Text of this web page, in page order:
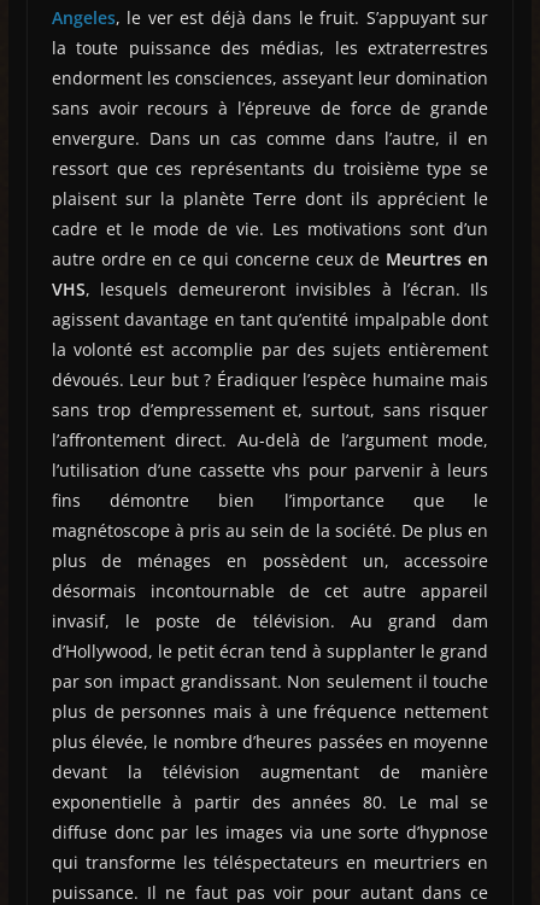
Angeles, le ver est déjà dans le fruit. S’appuyant sur
la toute puissance des médias, les extraterrestres
endorment les consciences, asseyant leur domination
sans avoir recours à l’épreuve de force de grande
envergure. Dans un cas comme dans l’autre, il en
ressort que ces représentants du troisième type se
plaisent sur la planète Terre dont ils apprécient le
cadre et le mode de vie. Les motivations sont d’un
autre ordre en ce qui concerne ceux de Meurtres en
VHS, lesquels demeureront invisibles à l’écran. Ils
agissent davantage en tant qu’entité impalpable dont
la volonté est accomplie par des sujets entièrement
dévoués. Leur but ? Éradiquer l’espèce humaine mais
sans trop d’empressement et, surtout, sans risquer
l’affrontement direct. Au-delà de l’argument mode,
l’utilisation d’une cassette vhs pour parvenir à leurs
fins démontre bien l’importance que le
magnétoscope à pris au sein de la société. De plus en
plus de ménages en possèdent un, accessoire
désormais incontournable de cet autre appareil
invasif, le poste de télévision. Au grand dam
d’Hollywood, le petit écran tend à supplanter le grand
par son impact grandissant. Non seulement il touche
plus de personnes mais à une fréquence nettement
plus élevée, le nombre d’heures passées en moyenne
devant la télévision augmentant de manière
exponentielle à partir des années 80. Le mal se
diffuse donc par les images via une sorte d’hypnose
qui transforme les téléspectateurs en meurtriers en
puissance. Il ne faut pas voir pour autant dans ce